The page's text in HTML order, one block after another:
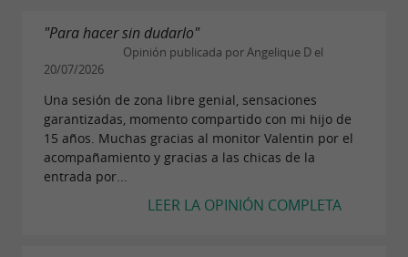
capacidad para 8 personas, equipadas con
sistema de sonido:
Embarcación semirrígida – 5,50 m – 100
CV
Camarat descapotable – 6,86 m – 150 CV.
Tubo inflable o tabla de wakeboard opcional.
"Para hacer sin dudarlo"
Opinión publicada por Angelique D el
20/07/2026
Una sesión de zona libre genial, sensaciones
garantizadas, momento compartido con mi hijo de
15 años. Muchas gracias al monitor Valentin por el
acompañamiento y gracias a las chicas de la
entrada por...
LEER LA OPINIÓN COMPLETA